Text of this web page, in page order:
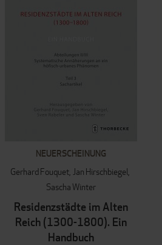
NEUERSCHEINUNG
Gerhard Fouquet Jan Hirschbiegel
Sascha Winter
Residenzstädte im Alten
Reich (1300-1800). Ein
Handbuch